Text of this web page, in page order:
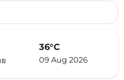
ยส Selected
36°C
09 Aug 2026